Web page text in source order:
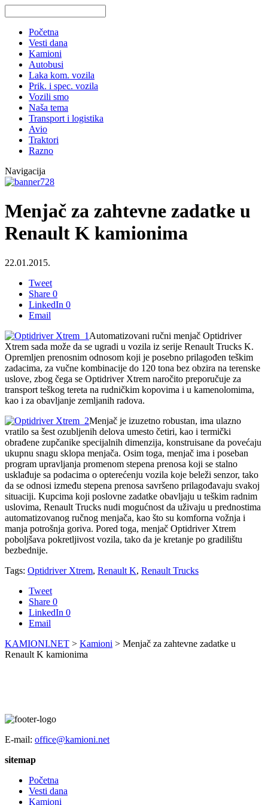
Početna
Vesti dana
Kamioni
Autobusi
Laka kom. vozila
Prik. i spec. vozila
Vozili smo
Naša tema
Transport i logistika
Avio
Traktori
Razno
Navigacija
Menjač za zahtevne zadatke u
Renault K kamionima
22.01.2015.
Tweet
Share 0
LinkedIn 0
Email
Automatizovani ručni menjač Optidriver
Xtrem sada može da se ugradi u vozila iz serije Renault Trucks K.
Opremljen prenosnim odnosom koji je posebno prilagođen teškim
zadacima, za vučne kombinacije do 120 tona bez obzira na terenske
uslove, zbog čega se Optidriver Xtrem naročito preporučuje za
transport teškog tereta na rudničkim kopovima i u kamenolomima,
kao i za obavljanje zemljanih radova.
Menjač je izuzetno robustan, ima ulazno
vratilo sa šest ozubljenih delova umesto četiri, kao i termički
obrađene zupčanike specijalnih dimenzija, konstruisane da povećaju
ukupnu snagu sklopa menjača. Osim toga, menjač ima i poseban
program upravljanja promenom stepena prenosa koji se stalno
usklađuje sa podacima o opterećenju vozila koje beleži senzor, tako
da se odnosi između stepena prenosa savršeno prilagođavaju svakoj
situaciji. Kupcima koji poslovne zadatke obavljaju u teškim radnim
uslovima, Renault Trucks nudi mogućnost da uživaju u prednostima
automatizovanog ručnog menjača, kao što su komforna vožnja i
manja potrošnja goriva. Pored toga, menjač Optidriver Xtrem
poboljšava pokretljivost vozila, tako da je kretanje po gradilištu
bezbednije.
Tags: Optidriver Xtrem, Renault K, Renault Trucks
Tweet
Share 0
LinkedIn 0
Email
KAMIONI.NET > Kamioni > Menjač za zahtevne zadatke u
Renault K kamionima
E-mail: office@kamioni.net
sitemap
Početna
Vesti dana
Kamioni